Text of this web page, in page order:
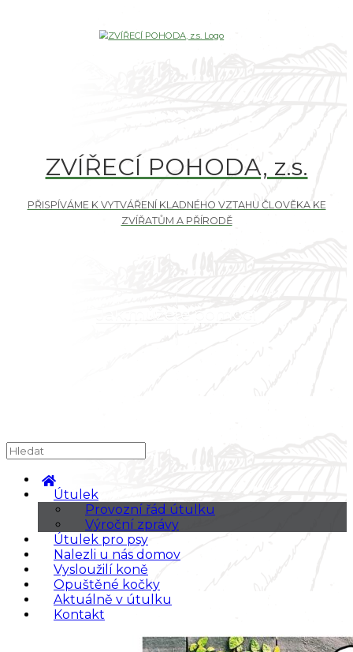
ZVÍŘECÍ POHODA, z.s.
Jak můžete pomoci
Útulek
Provozní řád útulku
Výroční zprávy
Útulek pro psy
Nalezli u nás domov
Vysloužilí koně
Opuštěné kočky
Aktuálně v útulku
Kontakt